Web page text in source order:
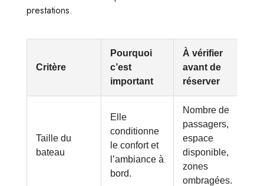
prestations.
Critère
Pourquoi
c’est
important
À vérifier
avant de
réserver
Taille du
bateau
Elle
conditionne
le confort et
l’ambiance à
bord.
Nombre de
passagers,
espace
disponible,
zones
ombragées.